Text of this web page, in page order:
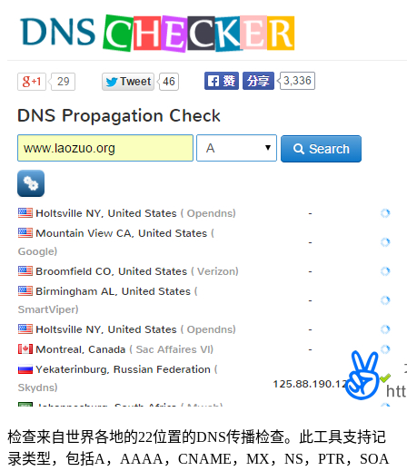
检查来自世界各地的22位置的DNS传播检查。此工具支持记
录类型，包括A，AAAA，CNAME，MX，NS，PTR，SOA